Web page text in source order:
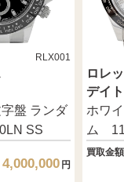
RLX001
盤 ランダ
SS
4,000,000 円
ロレ
デイ
ホワ
ム
買取金額